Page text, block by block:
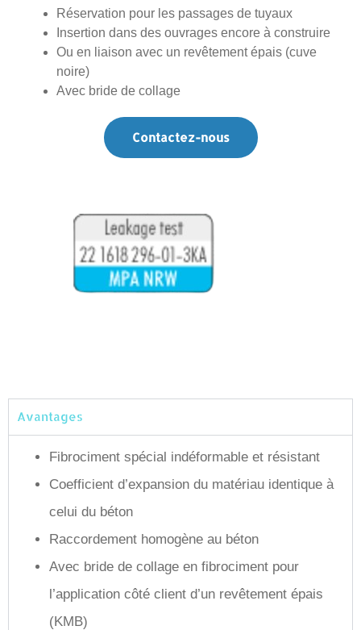
Réservation pour les passages de tuyaux
Insertion dans des ouvrages encore à construire
Ou en liaison avec un revêtement épais (cuve
noire)
Avec bride de collage
Contactez-nous
Avantages
Fibrociment spécial indéformable et résistant
Coefficient d’expansion du matériau identique à
celui du béton
Raccordement homogène au béton
Avec bride de collage en fibrociment pour
l’application côté client d’un revêtement épais
(KMB)